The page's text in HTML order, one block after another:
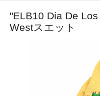
"ELB10 Dia De
Westスエット